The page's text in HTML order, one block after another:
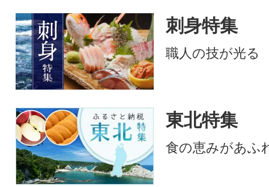
刺身特集
職人の技が光
東北特集
食の恵みがあふ